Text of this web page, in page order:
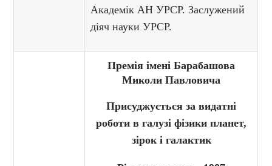
Академік АН УРСР. Заслужений
діяч науки УРСР.
Премія імені Барабашова
Миколи Павловича
Присуджується за видатні
роботи в галузі фізики планет,
зірок і галактик